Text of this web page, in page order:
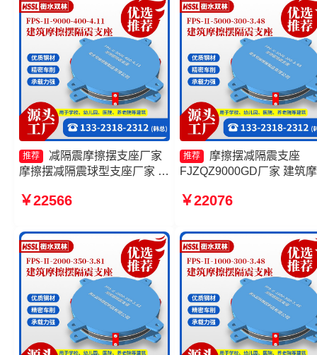
推荐
减隔震摩擦摆支座厂家
摩擦摆减隔震球型支座厂家 摩
FPSII-9000-350-3.81
￥22566
推荐
摩擦摆减隔震支座
FJZQZ9000GD厂家 建筑
震支座FPSII-8000-300-
4000-400-4.11厂家
￥22076